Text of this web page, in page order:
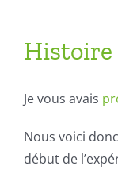
Histoire
Je vous avais
Nous voici
début de